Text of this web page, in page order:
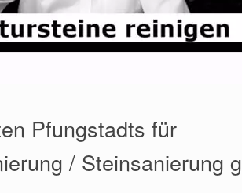
Pfungstadts für
/ Steinsanierung